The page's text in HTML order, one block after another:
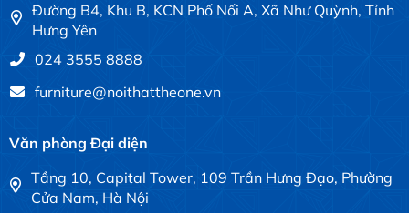
Đường B4, Khu B, KCN Phố Nối A, Xã Như Quỳnh, Tỉnh
Hưng Yên
024 3555 8888
furniture@noithattheone.vn
Văn phòng Đại diện
Tầng 10, Capital Tower, 109 Trần Hưng Đạo, Phường
Cửa Nam, Hà Nội